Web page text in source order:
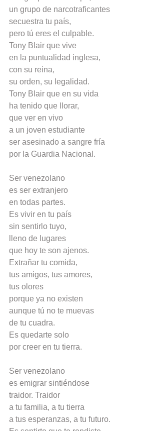
un grupo de narcotraficantes
secuestra tu país,
pero tú eres el culpable.
Tony Blair que vive
en la puntualidad inglesa,
con su reina,
su orden, su legalidad.
Tony Blair que en su vida
ha tenido que llorar,
que ver en vivo
a un joven estudiante
ser asesinado a sangre fría
por la Guardia Nacional.
Ser venezolano
es ser extranjero
en todas partes.
Es vivir en tu país
sin sentirlo tuyo,
lleno de lugares
que hoy te son ajenos.
Extrañar tu comida,
tus amigos, tus amores,
tus olores
porque ya no existen
aunque tú no te muevas
de tu cuadra.
Es quedarte solo
por creer en tu tierra.
Ser venezolano
es emigrar sintiéndose
traidor. Traidor
a tu familia, a tu tierra
a tus esperanzas, a tu futuro.